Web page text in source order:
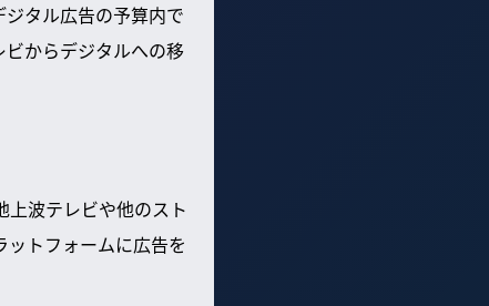
タル広告の予算内で
からデジタルへの移
上波テレビや他のスト
トフォームに広告を